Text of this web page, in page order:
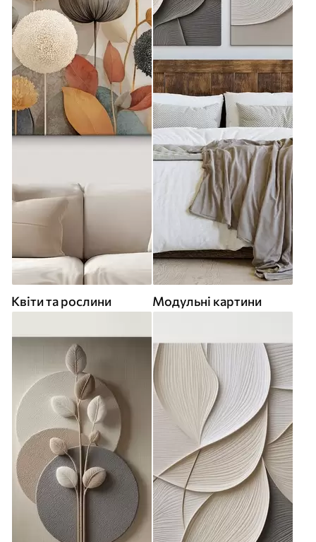
Квіти та рослини Модульні картини